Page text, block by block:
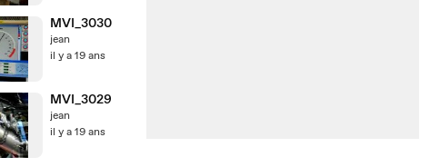
MVI_3030
jean
il y a 19 ans
MVI_3029
jean
il y a 19 ans